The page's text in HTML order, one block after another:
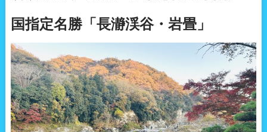
国指定名勝「長瀞渓谷・岩畳」